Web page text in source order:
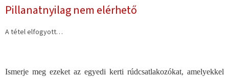
Pillanatnyilag nem elérhető
A tétel elfogyott…
Ismerje meg ezeket az egyedi kerti rúdcsatlakozókat, amelyekkel